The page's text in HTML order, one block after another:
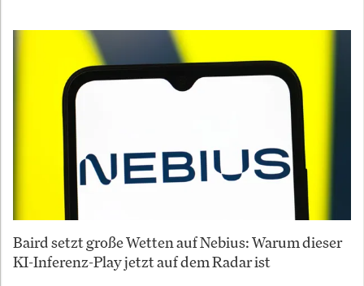
Baird setzt große Wetten auf Nebius: Warum dieser
KI-Inferenz-Play jetzt auf dem Radar ist